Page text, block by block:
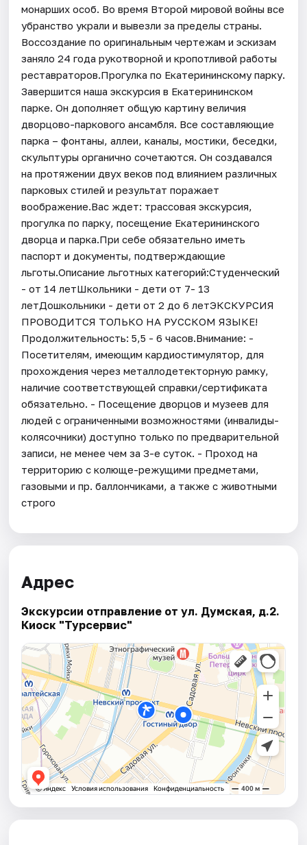
монарших особ. Во время Второй мировой войны все
убранство украли и вывезли за пределы страны.
Воссоздание по оригинальным чертежам и эскизам
заняло 24 года рукотворной и кропотливой работы
реставраторов.Прогулка по Екатерининскому парку.
Завершится наша экскурсия в Екатерининском
парке. Он дополняет общую картину величия
дворцово-паркового ансамбля. Все составляющие
парка – фонтаны, аллеи, каналы, мостики, беседки,
скульптуры органично сочетаются. Он создавался
на протяжении двух веков под влиянием различных
парковых стилей и результат поражает
воображение.Вас ждет: трассовая экскурсия,
прогулка по парку, посещение Екатерининского
дворца и парка.При себе обязательно иметь
паспорт и документы, подтверждающие
льготы.Описание льготных категорий:Студенческий
- от 14 летШкольники - дети от 7- 13
летДошкольники - дети от 2 до 6 летЭКСКУРСИЯ
ПРОВОДИТСЯ ТОЛЬКО НА РУССКОМ ЯЗЫКЕ!
Продолжительность: 5,5 - 6 часов.Внимание: -
Посетителям, имеющим кардиостимулятор, для
прохождения через металлодетекторную рамку,
наличие соответствующей справки/сертификата
обязательно. - Посещение дворцов и музеев для
людей с ограниченными возможностями (инвалиды-
колясочники) доступно только по предварительной
записи, не менее чем за 3-е суток. - Проход на
территорию с колюще-режущими предметами,
газовыми и пр. баллончиками, а также с животными
строго
Адрес
Экскурсии отправление от ул. Думская, д.2.
Киоск "Турсервис"